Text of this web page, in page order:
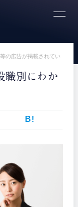
の広告が掲載されてい
職別にわか
B!